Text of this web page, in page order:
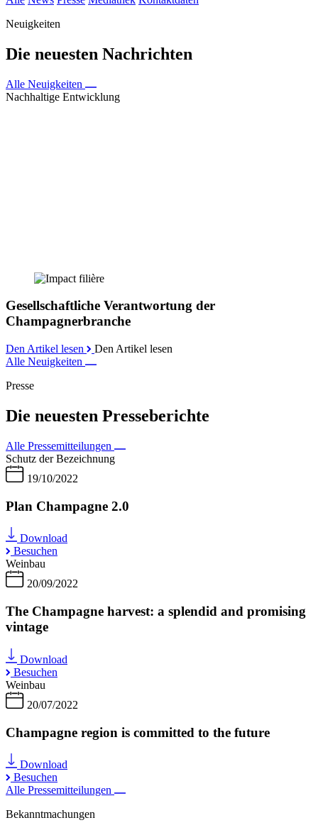
Neuigkeiten
Die neuesten Nachrichten
Alle Neuigkeiten
Nachhaltige Entwicklung
Gesellschaftliche Verantwortung der
Champagnerbranche
Den Artikel lesen
Den Artikel lesen
Alle Neuigkeiten
Presse
Die neuesten Presseberichte
Alle Pressemitteilungen
Schutz der Bezeichnung
19/10/2022
Plan Champagne 2.0
Download
Besuchen
Weinbau
20/09/2022
The Champagne harvest: a splendid and promising
vintage
Download
Besuchen
Weinbau
20/07/2022
Champagne region is committed to the future
Download
Besuchen
Alle Pressemitteilungen
Bekanntmachungen